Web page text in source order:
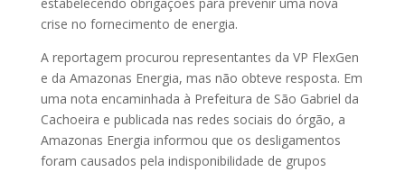
crise no fornecimento de energia.
A reportagem procurou representantes da VP FlexGen
e da Amazonas Energia, mas não obteve resposta. Em
uma nota encaminhada à Prefeitura de São Gabriel da
Cachoeira e publicada nas redes sociais do órgão, a
Amazonas Energia informou que os desligamentos
foram causados pela indisponibilidade de grupos